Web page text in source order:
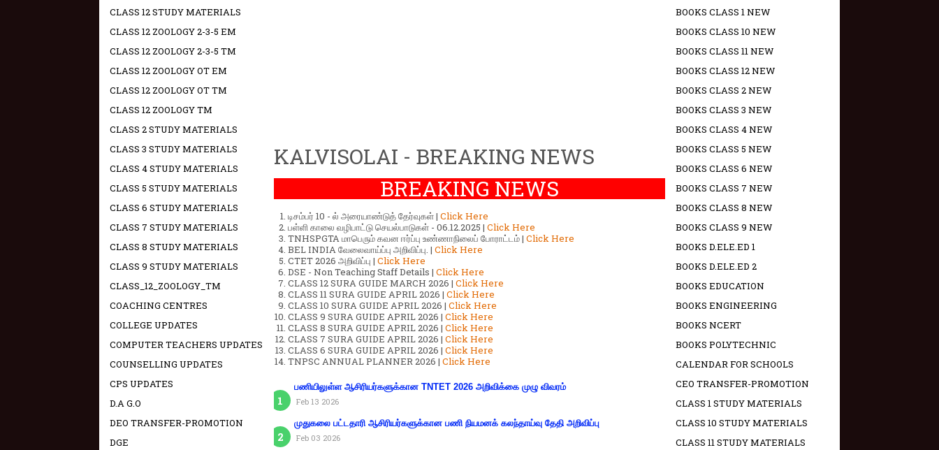
KALVISOLAI - BREAKING NEWS
BREAKING NEWS
டிசம்பர் 10 - ல் அரையாண்டுத் தேர்வுகள் | Click Here
பள்ளி காலை வழிபாட்டு செயல்பாடுகள் - 06.12.2025 | Click Here
TNHSPGTA மாபெரும் கவன ஈர்ப்பு உண்ணாநிலைப் போராட்டம் | Click Here
BEL INDIA வேலைவாய்ப்பு அறிவிப்பு. | Click Here
CTET 2026 அறிவிப்பு | Click Here
DSE - Non Teaching Staff Details | Click Here
CLASS 12 SURA GUIDE MARCH 2026 | Click Here
CLASS 11 SURA GUIDE APRIL 2026 | Click Here
CLASS 10 SURA GUIDE APRIL 2026 | Click Here
CLASS 9 SURA GUIDE APRIL 2026 | Click Here
CLASS 8 SURA GUIDE APRIL 2026 | Click Here
CLASS 7 SURA GUIDE APRIL 2026 | Click Here
CLASS 6 SURA GUIDE APRIL 2026 | Click Here
TNPSC ANNUAL PLANNER 2026 | Click Here
பணியிலுள்ள ஆசிரியர்களுக்கான TNTET 2026 அறிவிக்கை முழு விவரம்
Feb 13 2026
முதுகலை பட்டதாரி ஆசிரியர்களுக்கான பணி நியமனக் கலந்தாய்வு தேதி அறிவிப்பு
Feb 03 2026
CLASS 12 STUDY MATERIALS
CLASS 12 ZOOLOGY 2-3-5 EM
CLASS 12 ZOOLOGY 2-3-5 TM
CLASS 12 ZOOLOGY OT EM
CLASS 12 ZOOLOGY OT TM
CLASS 12 ZOOLOGY TM
CLASS 2 STUDY MATERIALS
CLASS 3 STUDY MATERIALS
CLASS 4 STUDY MATERIALS
CLASS 5 STUDY MATERIALS
CLASS 6 STUDY MATERIALS
CLASS 7 STUDY MATERIALS
CLASS 8 STUDY MATERIALS
CLASS 9 STUDY MATERIALS
CLASS_12_ZOOLOGY_TM
COACHING CENTRES
COLLEGE UPDATES
COMPUTER TEACHERS UPDATES
COUNSELLING UPDATES
CPS UPDATES
D.A G.O
DEO TRANSFER-PROMOTION
DGE
BOOKS CLASS 1 NEW
BOOKS CLASS 10 NEW
BOOKS CLASS 11 NEW
BOOKS CLASS 12 NEW
BOOKS CLASS 2 NEW
BOOKS CLASS 3 NEW
BOOKS CLASS 4 NEW
BOOKS CLASS 5 NEW
BOOKS CLASS 6 NEW
BOOKS CLASS 7 NEW
BOOKS CLASS 8 NEW
BOOKS CLASS 9 NEW
BOOKS D.ELE.ED 1
BOOKS D.ELE.ED 2
BOOKS EDUCATION
BOOKS ENGINEERING
BOOKS NCERT
BOOKS POLYTECHNIC
CALENDAR FOR SCHOOLS
CEO TRANSFER-PROMOTION
CLASS 1 STUDY MATERIALS
CLASS 10 STUDY MATERIALS
CLASS 11 STUDY MATERIALS